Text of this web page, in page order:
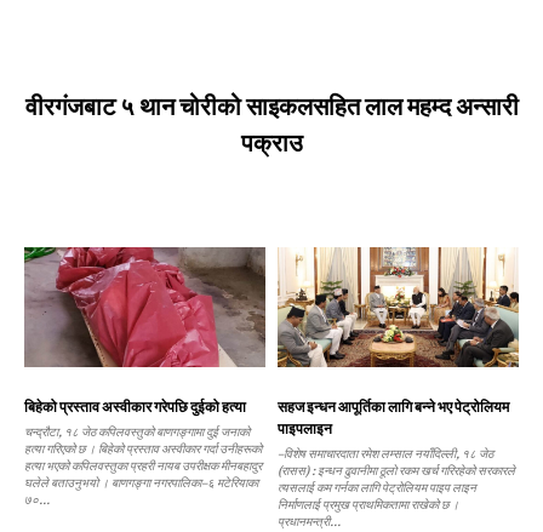
वीरगंजबाट ५ थान चोरीको साइकलसहित लाल महम्द अन्सारी
पक्राउ
बिहेको प्रस्ताव अस्वीकार गरेपछि दुईको हत्या
चन्द्रौटा, १८ जेठ कपिलवस्तुको बाणगङ्गामा दुई जनाको
हत्या गरिएको छ । बिहेको प्रस्ताव अस्वीकार गर्दा उनीहरूको
हत्या भएको कपिलवस्तुका प्रहरी नायब उपरीक्षक मीनबहादुर
घलेले बताउनुभयो । बाणगङ्गा नगरपालिका–६ मटेरियाका
७०...
सहज इन्धन आपूर्तिका लागि बन्ने भए पेट्रोलियम
पाइपलाइन
–विशेष समाचारदाता रमेश लम्साल नयाँदिल्ली, १८ जेठ
(रासस) : इन्धन ढुवानीमा ठूलो रकम खर्च गरिरहेको सरकारले
त्यसलाई कम गर्नका लागि पेट्रोलियम पाइप लाइन
निर्माणलाई प्रमुख प्राथमिकतामा राखेको छ ।
प्रधानमन्त्री...